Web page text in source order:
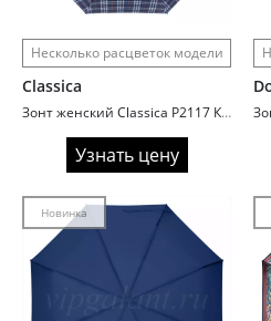
Несколько расцветок модели
Classica
Зонт женский Classica P2117 Клетка
Узнать цену
Новинка